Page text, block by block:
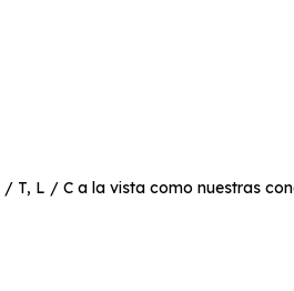
T, L / C a la vista como nuestras